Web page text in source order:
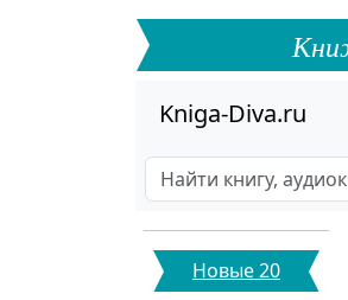
Kniga-Diva.ru
Новые 20